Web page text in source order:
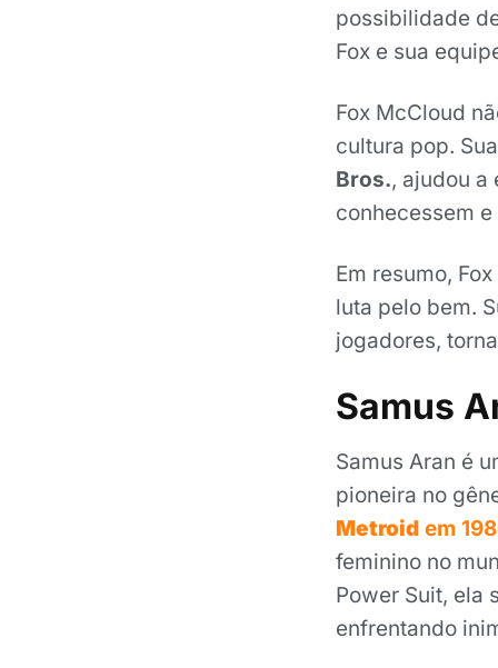
possibilidade
Fox e sua
Fox McCloud
cultura pop.
Bros., ajudou a
conhecessem
Em resumo,
luta pelo bem.
jogadores,
Samus
Samus Aran é
pioneira no
Metroid em
feminino no
Power Suit, ela
enfrentando